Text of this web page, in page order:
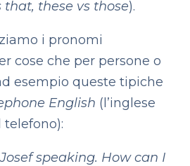
that, these vs those).
i pronomi
cose che per persone o
esempio queste tipiche
English (l’inglese
speaking. How can I